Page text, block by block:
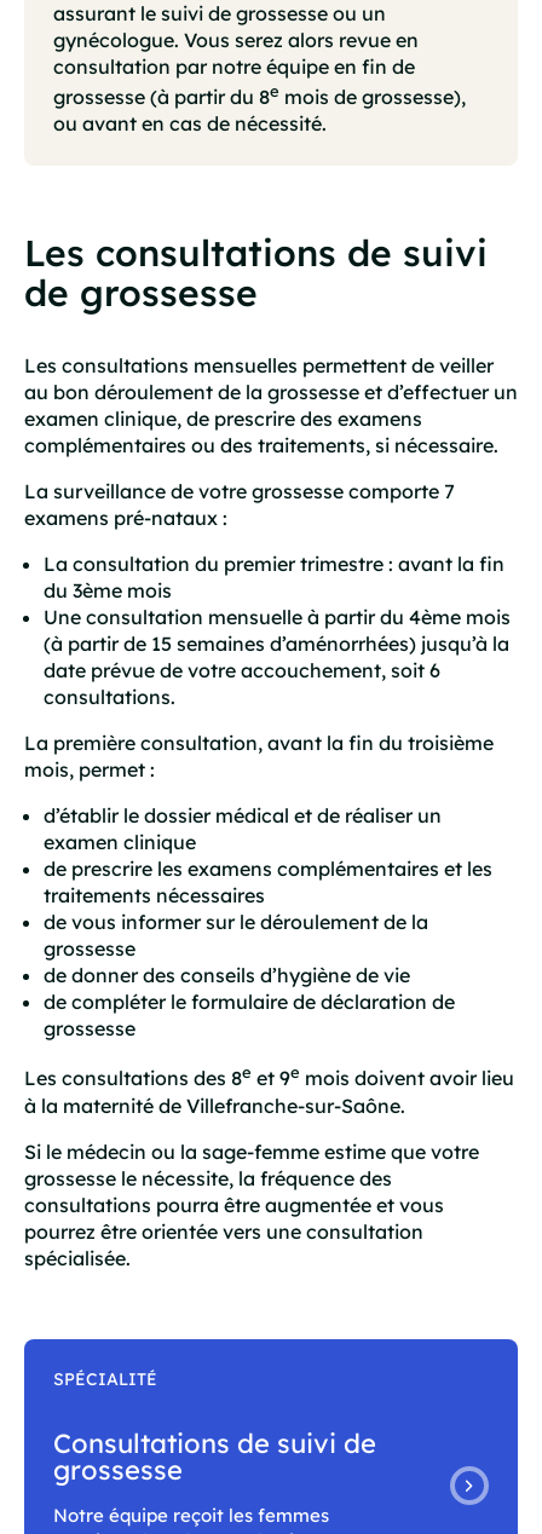
assurant le suivi de grossesse ou un
gynécologue. Vous serez alors revue en
consultation par notre équipe en fin de
grossesse (à partir du 8e mois de grossesse),
ou avant en cas de nécessité.
Les consultations de suivi
de grossesse
Les consultations mensuelles permettent de veiller
au bon déroulement de la grossesse et d’effectuer un
examen clinique, de prescrire des examens
complémentaires ou des traitements, si nécessaire.
La surveillance de votre grossesse comporte 7
examens pré-nataux :
La consultation du premier trimestre : avant la fin
du 3ème mois
Une consultation mensuelle à partir du 4ème mois
(à partir de 15 semaines d’aménorrhées) jusqu’à la
date prévue de votre accouchement, soit 6
consultations.
La première consultation, avant la fin du troisième
mois, permet :
d’établir le dossier médical et de réaliser un
examen clinique
de prescrire les examens complémentaires et les
traitements nécessaires
de vous informer sur le déroulement de la
grossesse
de donner des conseils d’hygiène de vie
de compléter le formulaire de déclaration de
grossesse
Les consultations des 8e et 9e mois doivent avoir lieu
à la maternité de Villefranche-sur-Saône.
Si le médecin ou la sage-femme estime que votre
grossesse le nécessite, la fréquence des
consultations pourra être augmentée et vous
pourrez être orientée vers une consultation
spécialisée.
SPÉCIALITÉ
Consultations de suivi de
grossesse
Notre équipe reçoit les femmes